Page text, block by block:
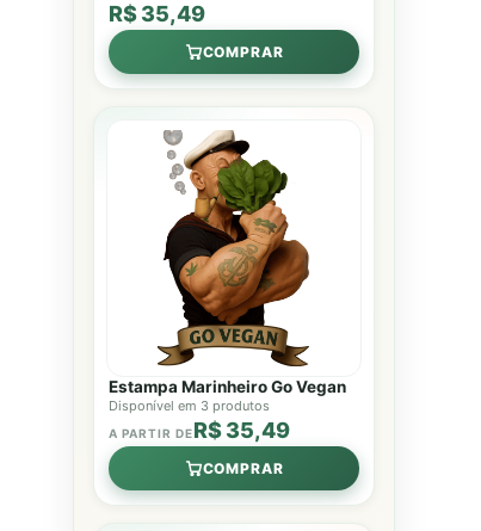
R$ 35,49
COMPRAR
Estampa Marinheiro Go Vegan
Disponível em 3 produtos
A PARTIR DER$ 35,49
COMPRAR